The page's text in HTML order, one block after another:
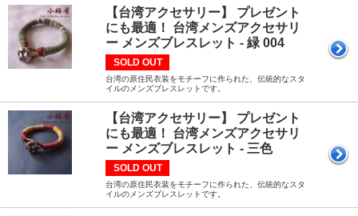
【台湾アクセサリー】 プレゼント
にも最適！ 台湾メンズアクセサリ
ー メンズブレスレット - 緑 004
SOLD OUT
台湾の原住民衣装をモチーフに作られた、伝統的なスタ
イルのメンズブレスレットです。
【台湾アクセサリー】 プレゼント
にも最適！ 台湾メンズアクセサリ
ー メンズブレスレット - 三色
SOLD OUT
台湾の原住民衣装をモチーフに作られた、伝統的なスタ
イルのメンズブレスレットです。